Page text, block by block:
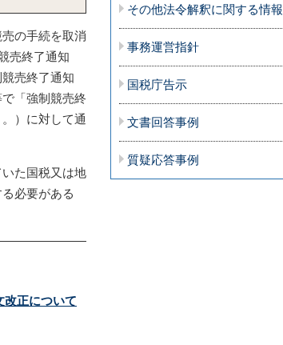
の手続を取消
売終了通知
売終了通知
「強制競売終
）に対して通
た国税又は地
必要がある
改正について
その他法令解釈に関する情報
事務運営指針
国税庁告示
文書回答事例
質疑応答事例